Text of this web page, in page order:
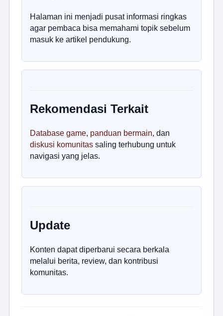
Halaman ini menjadi pusat informasi ringkas
agar pembaca bisa memahami topik sebelum
masuk ke artikel pendukung.
Rekomendasi Terkait
Database game, panduan bermain, dan
diskusi komunitas saling terhubung untuk
navigasi yang jelas.
Update
Konten dapat diperbarui secara berkala
melalui berita, review, dan kontribusi
komunitas.